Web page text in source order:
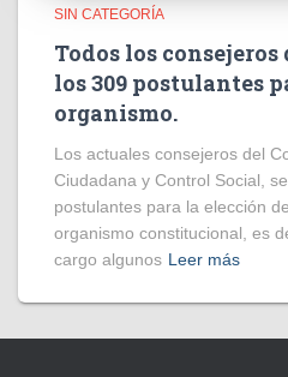
SIN CATEGORÍA
Todos los consejeros
los 309 postulantes
organismo.
Los actuales consejeros del
Ciudadana y Control Social,
postulantes para la elección
organismo constitucional, es
cargo algunos Leer más